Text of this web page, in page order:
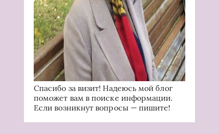
Спасибо за визит! Надеюсь мой блог
поможет вам в поиске информации.
Если возникнут вопросы — пишите!